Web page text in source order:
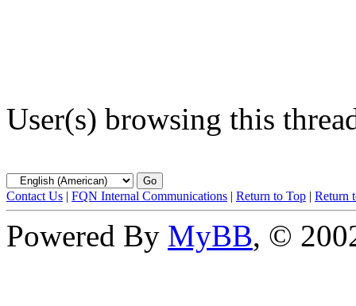
User(s) browsing this
Contact Us | FQN Internal Communications | Return to Top | Return
Powered By MyBB, ©